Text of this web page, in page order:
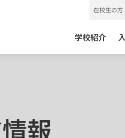
学校紹介
在校生の方
報